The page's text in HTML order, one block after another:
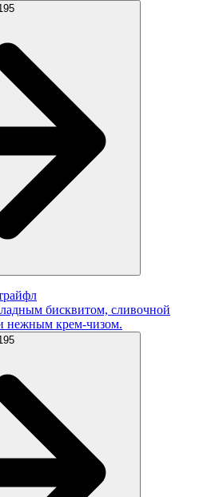
бисквитом, сливочной
нежным крем-чизом.